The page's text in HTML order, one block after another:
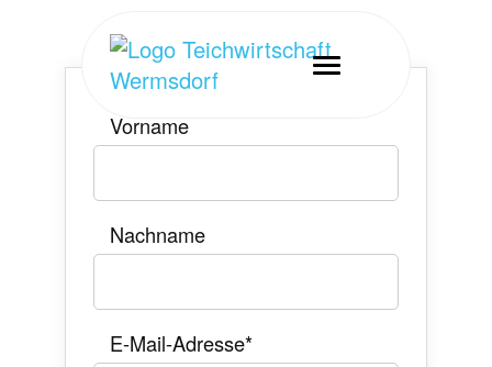
Vorname
Nachname
E-Mail-Adresse*